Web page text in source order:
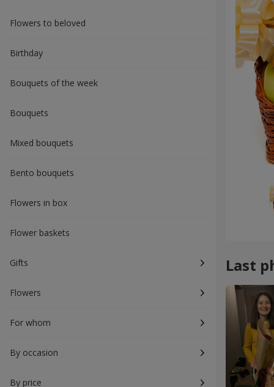
Flowers to beloved
Вirthday
Bouquets of the week
Bouquets
Mixed bouquets
Bento bouquets
Flowers in box
Flower baskets
Gifts
Flowers
For whom
By occasion
By price
Last